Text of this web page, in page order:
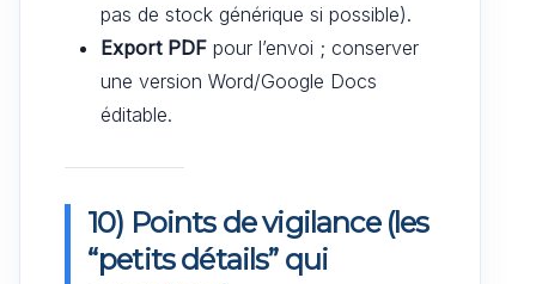
pas de stock générique si possible).
Export PDF pour l’envoi ; conserver
une version Word/Google Docs
éditable.
10) Points de vigilance (les
“petits détails” qui